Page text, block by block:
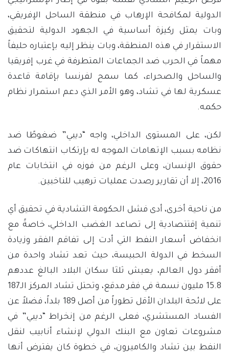
الدولية لمكافحة الإرهاب في منطقة الساحل الإفريقي،
وبات يمثل ركيزة أساسية في الجهود الدولية لتحقيق
الاستقرار في هذه المنطقة، وبات ينظر إليه بإعتباره حليفاً
مهماً في الحرب ضد الجماعات المتطرفة في غرب إفريقيا
والساحل والصحراء، كما سمح لفرنسا بإقامة قاعدة
عسكرية لها في تشاد، وهو الأمر الذي دعم استمرار نظام
حكمه.
لكن، على المستوى الداخلي، واجه “ديبي” ضغوطًا ضد
نظامه بسبب الإتهامات الموجه له بإرتكاب انتهاكات ضد
حقوق الإنسان، وعلى الرغم من فوزه في انتخابات عام
2016، إلا أن تقارير رصدت عمليات ترهيب للناخبين.
من ناحية أخرى، أدى فشل الحكومة التشادية في تحقيق أي
تنمية إقتتصادية إلى تصاعد الغضب الداخلي، خاصةً مع
انخفاض أسعار النفط التي أدت إلى تفاقم الفقر وزيادة
السخط في الدولة الحبيسة، حيث تعد تشاد واحدة من
أفقر دول العالم، يعيش ثلثا سكان البلاد البالغ عددهم
15.8 مليون نسمة في فقر مدقع، وتحتل تشاد المركز الـ187
على لائحة البلدان الأقل تطوراً من أصل 189 بلداً، فضلاً عن
الفساد المستشري، فعلى الرغم من إنخراط “ديبي” في
مشروعات تعاون مع البنك الدولي لإنشاء أنابيب لنقل
النفط بين تشاد والكاميرون، في خطوة كان يفترض أنها